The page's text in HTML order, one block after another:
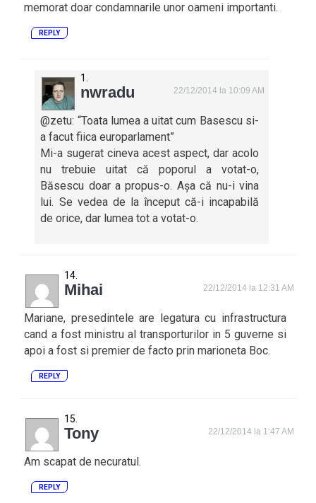
memorat doar condamnarile unor oameni importanti.
REPLY
nwradu 22/12/2014 la 10:09 AM
@zetu: “Toata lumea a uitat cum Basescu si-
a facut fiica europarlament”
Mi-a sugerat cineva acest aspect, dar acolo
nu trebuie uitat că poporul a votat-o,
Băsescu doar a propus-o. Așa că nu-i vina
lui. Se vedea de la început că-i incapabilă
de orice, dar lumea tot a votat-o.
Mihai 22/12/2014 la 12:31 AM
Mariane, presedintele are legatura cu infrastructura
cand a fost ministru al transporturilor in 5 guverne si
apoi a fost si premier de facto prin marioneta Boc.
REPLY
Tony 22/12/2014 la 1:47 AM
Am scapat de necuratul.
REPLY